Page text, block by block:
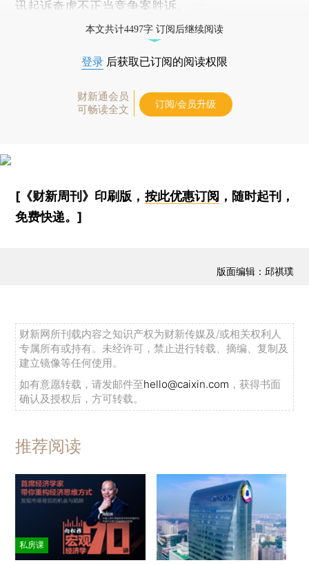
讯起诉奇虎不正当竞争案胜诉。
本文共计4497字 订阅后继续阅读
登录 后获取已订阅的阅读权限
财新通会员
可畅读全文
订阅/会员升级
[《财新周刊》印刷版， 按此优惠订阅 ，随时起刊，
免费快递。]
版面编辑：邱祺璞
财新网所刊载内容之知识产权为财新传媒及/或相关权利人
专属所有或持有。未经许可，禁止进行转载、摘编、复制及
建立镜像等任何使用。
如有意愿转载，请发邮件至hello@caixin.com ，获得书面
确认及授权后，方可转载。
推荐阅读
私房课